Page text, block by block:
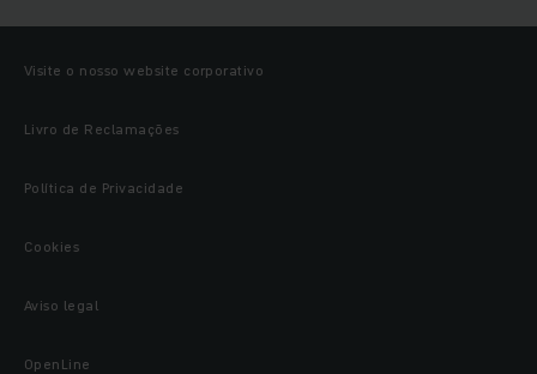
Visite o nosso website corporativo
Livro de Reclamações
Política de Privacidade
Cookies
Aviso legal
OpenLine